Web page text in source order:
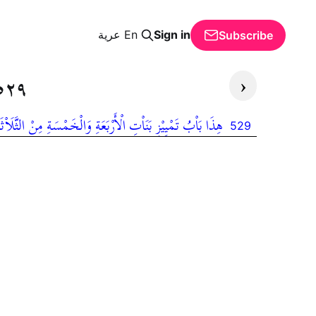
عرية En Sign in Subscribe
‹
529 هِذَا بَاْبُ تَمْيِيْزِ بَنَاْتِ الْأَرْبَعَةِ وَالْخَمْسَةِ مِنْ